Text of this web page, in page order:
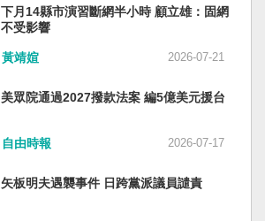
下月14縣市演習斷網半小時 顧立雄：固網
不受影響
黃靖媗 2026-07-21
美眾院通過2027撥款法案 編5億美元援台
自由時報 2026-07-17
矢板明夫遇襲事件 日跨黨派議員譴責